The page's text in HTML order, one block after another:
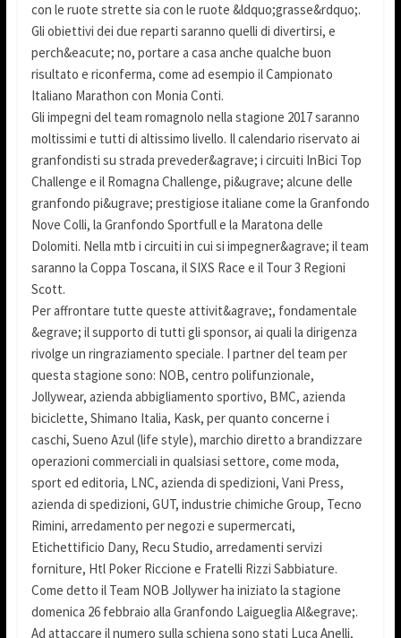
con le ruote strette sia con le ruote &ldquo;grasse&rdquo;.
Gli obiettivi dei due reparti saranno quelli di divertirsi, e
perch&eacute; no, portare a casa anche qualche buon
risultato e riconferma, come ad esempio il Campionato
Italiano Marathon con Monia Conti.
Gli impegni del team romagnolo nella stagione 2017 saranno
moltissimi e tutti di altissimo livello. Il calendario riservato ai
granfondisti su strada preveder&agrave; i circuiti InBici Top
Challenge e il Romagna Challenge, pi&ugrave; alcune delle
granfondo pi&ugrave; prestigiose italiane come la Granfondo
Nove Colli, la Granfondo Sportfull e la Maratona delle
Dolomiti. Nella mtb i circuiti in cui si impegner&agrave; il team
saranno la Coppa Toscana, il SIXS Race e il Tour 3 Regioni
Scott.
Per affrontare tutte queste attivit&agrave;, fondamentale
&egrave; il supporto di tutti gli sponsor, ai quali la dirigenza
rivolge un ringraziamento speciale. I partner del team per
questa stagione sono: NOB, centro polifunzionale,
Jollywear, azienda abbigliamento sportivo, BMC, azienda
biciclette, Shimano Italia, Kask, per quanto concerne i
caschi, Sueno Azul (life style), marchio diretto a brandizzare
operazioni commerciali in qualsiasi settore, come moda,
sport ed editoria, LNC, azienda di spedizioni, Vani Press,
azienda di spedizioni, GUT, industrie chimiche Group, Tecno
Rimini, arredamento per negozi e supermercati,
Etichettificio Dany, Recu Studio, arredamenti servizi
forniture, Htl Poker Riccione e Fratelli Rizzi Sabbiature.
Come detto il Team NOB Jollywer ha iniziato la stagione
domenica 26 febbraio alla Granfondo Laigueglia Al&egrave;.
Ad attaccare il numero sulla schiena sono stati Luca Anelli,